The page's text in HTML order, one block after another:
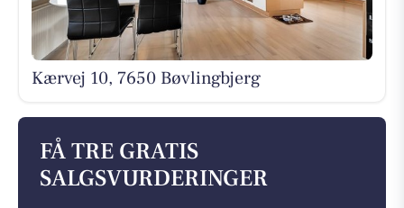
Kærvej 10, 7650 Bøvlingbjerg
FÅ TRE GRATIS
SALGSVURDERINGER